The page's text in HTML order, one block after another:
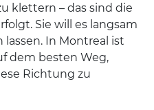
klettern – das sind die
Sie will es langsam
In Montreal ist
dem besten Weg,
Richtung zu